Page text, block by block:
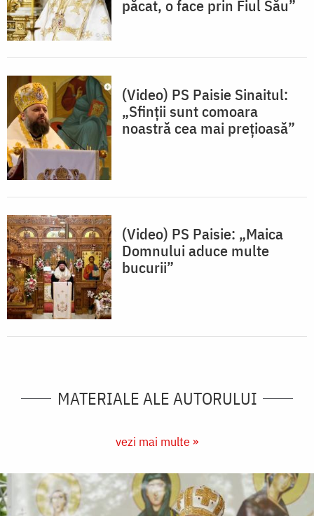
păcat, o face prin Fiul Său”
(Video) PS Paisie Sinaitul:
„Sfinții sunt comoara
noastră cea mai prețioasă”
(Video) PS Paisie: „Maica
Domnului aduce multe
bucurii”
MATERIALE ALE AUTORULUI
vezi mai multe »